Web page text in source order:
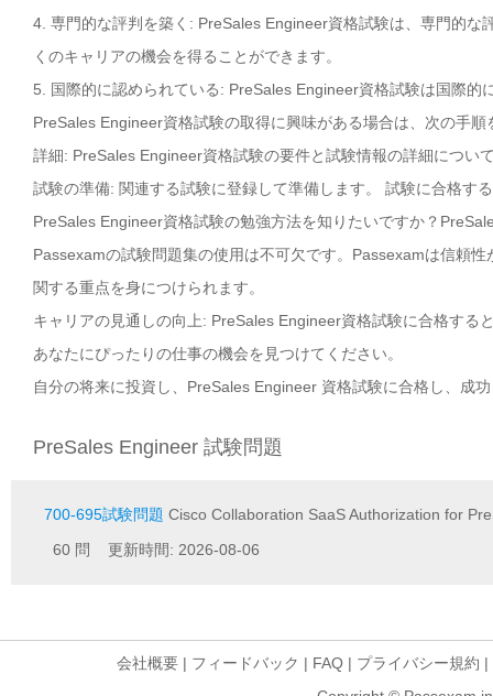
4. 専門的な評判を築く: PreSales Engineer資格試験は、専門的
くのキャリアの機会を得ることができます。
5. 国際的に認められている: PreSales Engineer資格試験は国際
PreSales Engineer資格試験の取得に興味がある場合は、次の手順
詳細: PreSales Engineer資格試験の要件と試験情報の詳細につい
試験の準備: 関連する試験に登録して準備します。 試験に合格す
PreSales Engineer資格試験の勉強方法を知りたいですか？
Passexamの試験問題集の使用は不可欠です。Passexamは信頼
関する重点を身につけられます。
キャリアの見通しの向上: PreSales Engineer資格試験に合格す
あなたにぴったりの仕事の機会を見つけてください。
自分の将来に投資し、PreSales Engineer 資格試験に合格し、成
PreSales Engineer 試験問題
700-695試験問題 Cisco Collaboration SaaS Authorization for
60 問 更新時間: 2026-08-06
会社概要 | フィードバック | FAQ | プライバシー規約 |